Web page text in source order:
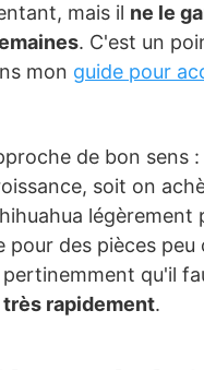
mais il ne le
. C'est un
mon guide pour
de bon sens
soit on
légèrement
pour des pièces peu
pertinemment qu'il
rapidement.